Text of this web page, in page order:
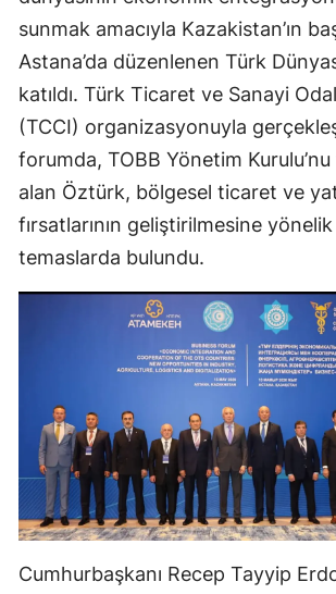
sunmak amacıyla Kazakistan’ın
Astana’da düzenlenen Türk
katıldı. Türk Ticaret ve Sanayi
(TCCI) organizasyonuyla
forumda, TOBB Yönetim
alan Öztürk, bölgesel ticaret ve
fırsatlarının geliştirilmesine
temaslarda bulundu.
Cumhurbaşkanı Recep Tayyip